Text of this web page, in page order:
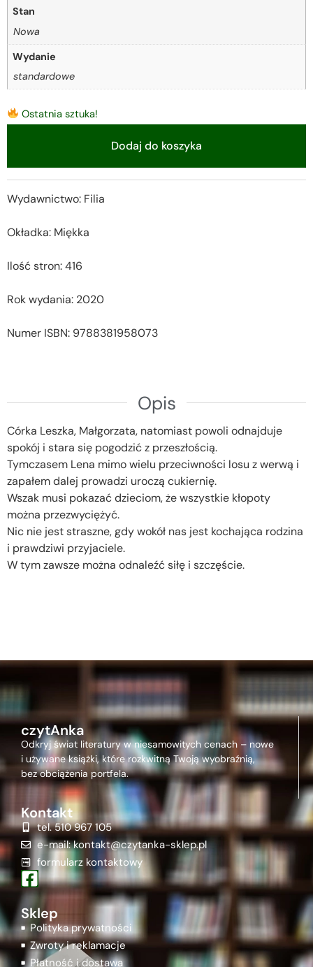
Stan
Nowa
Wydanie
standardowe
Ostatnia sztuka!
Dodaj do koszyka
Wydawnictwo: Filia
Okładka: Miękka
Ilość stron: 416
Rok wydania: 2020
Numer ISBN: 9788381958073
Opis
Córka Leszka, Małgorzata, natomiast powoli odnajduje
spokój i stara się pogodzić z przeszłością.
Tymczasem Lena mimo wielu przeciwności losu z werwą i
zapałem dalej prowadzi uroczą cukiernię.
Wszak musi pokazać dzieciom, że wszystkie kłopoty
można przezwyciężyć.
Nic nie jest straszne, gdy wokół nas jest kochająca rodzina
i prawdziwi przyjaciele.
W tym zawsze można odnaleźć siłę i szczęście.
czytAnka
Odkryj świat literatury w niesamowitych cenach – nowe
i używane książki, które rozkwitną Twoją wyobraźnią,
bez obciążenia portfela.
Kontakt
tel. 510 967 105
e-mail: kontakt@czytanka-sklep.pl
formularz kontaktowy
Sklep
Polityka prywatności
Zwroty i reklamacje
Płatność i dostawa